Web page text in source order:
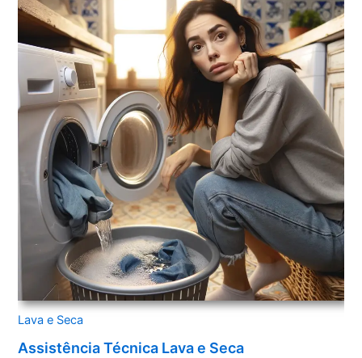
Lava e Seca
Assistência Técnica Lava e Seca